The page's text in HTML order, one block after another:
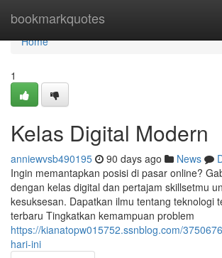
bookmarkquotes
Home
Home
1
Kelas Digital Modern
anniewvsb490195 90 days ago News
Ingin memantapkan posisi di pasar online?
dengan kelas digital dan pertajam skillsetmu
kesuksesan. Dapatkan ilmu tentang teknologi
terbaru Tingkatkan kemampuan problem
https://kianatopw015752.ssnblog.com/
hari-ini